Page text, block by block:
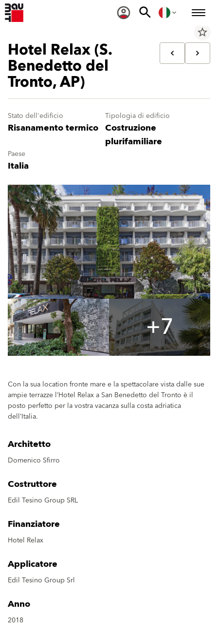
star_border
Hotel Relax (S.
Benedetto del
Tronto, AP)
Stato dell'edificio
Risanamento termico
Tipologia di edificio
Costruzione
plurifamiliare
Paese
Italia
+7
Con la sua location fronte mare e la spettacolare vista dalle sue
ampie terrazze l’Hotel Relax a San Benedetto del Tronto è il
posto perfetto per la vostra vacanza sulla costa adriatica
dell’Italia.
Architetto
Domenico Sfirro
Costruttore
Edil Tesino Group SRL
Finanziatore
Hotel Relax
Applicatore
Edil Tesino Group Srl
Anno
2018